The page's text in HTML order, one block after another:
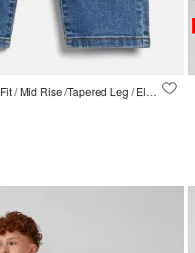
Jeans Toni / Relaxed Fit / Mid Rise /Tapered Leg / Elastikbund